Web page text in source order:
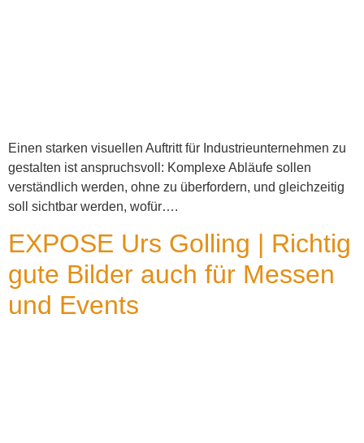
Einen starken visuellen Auftritt für Industrieunternehmen zu
gestalten ist anspruchsvoll: Komplexe Abläufe sollen
verständlich werden, ohne zu überfordern, und gleichzeitig
soll sichtbar werden, wofür….
EXPOSE Urs Golling | Richtig
gute Bilder auch für Messen
und Events